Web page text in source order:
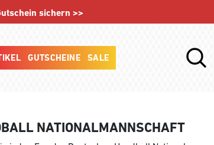
sichern >>
GUTSCHEINE SALE
NATIONALMANNSCHAFT